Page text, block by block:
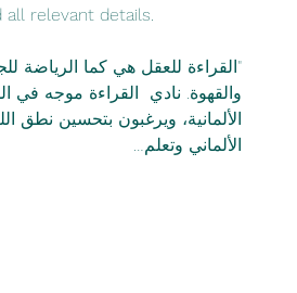
relevant details.
"القراءة للعقل هي كما الرياضة
والقهوة. نادي  القراءة موجه في
الألمانية، ويرغبون بتحسين نطق
الألماني وتعلم…